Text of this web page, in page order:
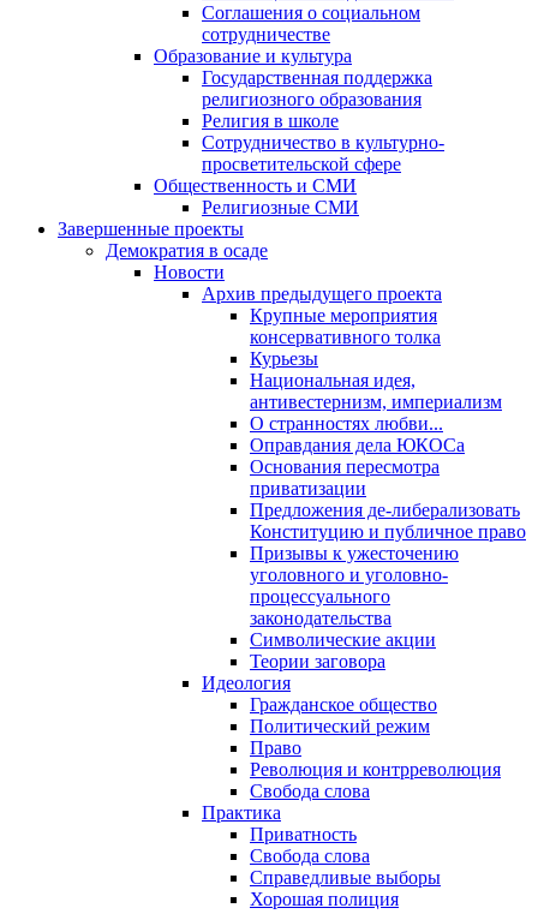
Соглашения о социальном
сотрудничестве
Образование и культура
Государственная поддержка
религиозного образования
Религия в школе
Сотрудничество в культурно-
просветительской сфере
Общественность и СМИ
Религиозные СМИ
Завершенные проекты
Демократия в осаде
Новости
Архив предыдущего проекта
Крупные мероприятия
консервативного толка
Курьезы
Национальная идея,
антивестернизм, империализм
О странностях любви...
Оправдания дела ЮКОСа
Основания пересмотра
приватизации
Предложения де-либерализовать
Конституцию и публичное право
Призывы к ужесточению
уголовного и уголовно-
процессуального
законодательства
Символические акции
Теории заговора
Идеология
Гражданское общество
Политический режим
Право
Революция и контрреволюция
Свобода слова
Практика
Приватность
Свобода слова
Справедливые выборы
Хорошая полиция